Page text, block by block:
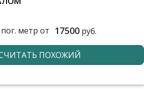
метр от 17500руб.
ПОХОЖИЙ